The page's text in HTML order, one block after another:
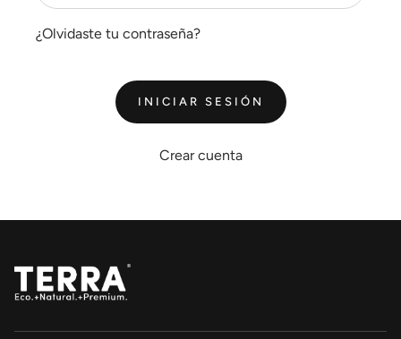
¿Olvidaste tu contraseña?
INICIAR SESIÓN
Crear cuenta